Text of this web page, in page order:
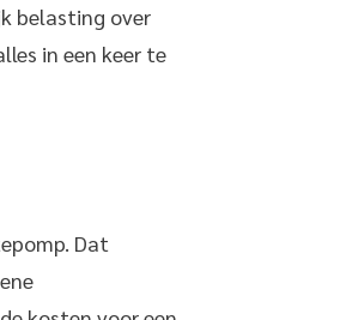
belasting over
in een keer te
Dat